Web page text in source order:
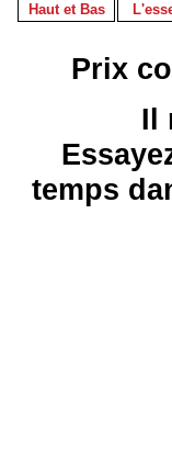
Haut et Bas
Prix
Il
temps